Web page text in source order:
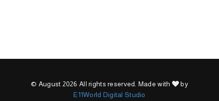
© August 2026 All rights reserved. Made with
by
E11World Digital Studio